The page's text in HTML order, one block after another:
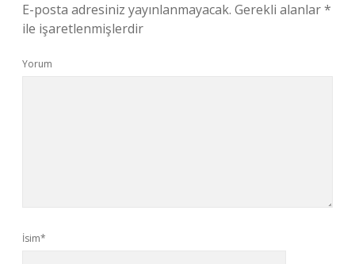
E-posta adresiniz yayınlanmayacak. Gerekli alanlar*
ile işaretlenmişlerdir
Yorum
İsim*